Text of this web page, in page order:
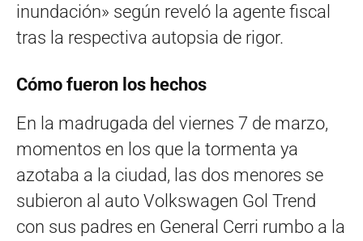
inundación» según reveló la agente fiscal
tras la respectiva autopsia de rigor.
Cómo fueron los hechos
En la madrugada del viernes 7 de marzo,
momentos en los que la tormenta ya
azotaba a la ciudad, las dos menores se
subieron al auto Volkswagen Gol Trend
con sus padres en General Cerri rumbo a la